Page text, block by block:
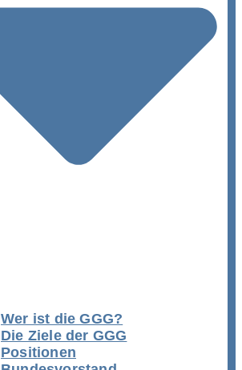
Wer ist die GGG?
Die Ziele der GGG
Positionen